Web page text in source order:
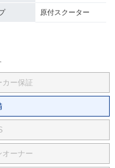
原付スクーター
カー保証
オーナー